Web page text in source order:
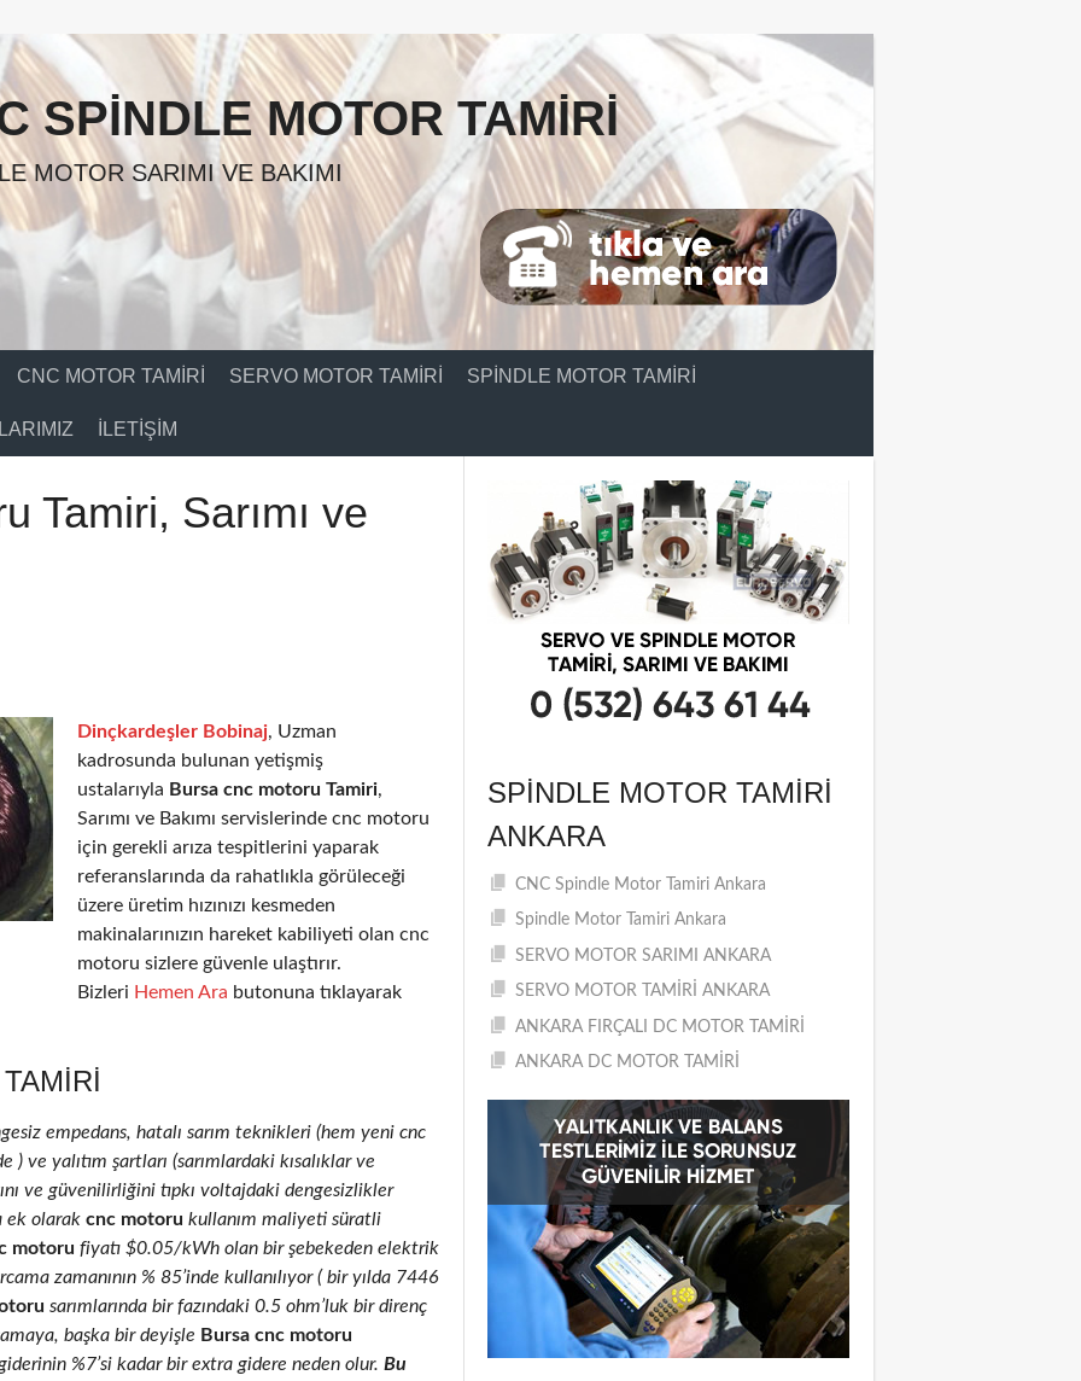
SPINDLE MOTOR TAMIRI
MOTOR SARIMI VE BAKIMI
CNC MOTOR TAMIRI SERVO MOTOR TAMIRI SPINDLE MOTOR TAMIRI
İLETIŞIM
Tamiri, Sarımı ve
Dinçkardeşler Bobinaj, Uzman
kadrosunda bulunan yetişmiş
ustalarıyla Bursa cnc motoru Tamiri,
Sarımı ve Bakımı servislerinde cnc motoru
için gerekli arıza tespitlerini yaparak
referanslarında da rahatlıkla görüleceği
üzere üretim hızınızı kesmeden
makinalarınızın hareket kabiliyeti olan cnc
motoru sizlere güvenle ulaştırır.
Bizleri Hemen Ara butonuna tıklayarak
empedans, hatalı sarım teknikleri (hem yeni cnc
ve yalıtım şartları (sarımlardaki kısalıklar ve
ve güvenilirliğini tıpkı voltajdaki dengesizlikler
ek olarak cnc motoru kullanım maliyeti süratli
motoru fiyatı $0.05/kWh olan bir şebekeden elektrik
zamanının % 85’inde kullanılıyor ( bir yılda 7446
sarımlarında bir fazındaki 0.5 ohm’luk bir direnç
başka bir deyişle Bursa cnc motoru
%7’si kadar bir extra gidere neden olur. Bu
SPINDLE MOTOR TAMIRI
ANKARA
CNC Spindle Motor Tamiri Ankara
Spindle Motor Tamiri Ankara
SERVO MOTOR SARIMI ANKARA
SERVO MOTOR TAMİRİ ANKARA
ANKARA FIRÇALI DC MOTOR TAMİRİ
ANKARA DC MOTOR TAMİRİ